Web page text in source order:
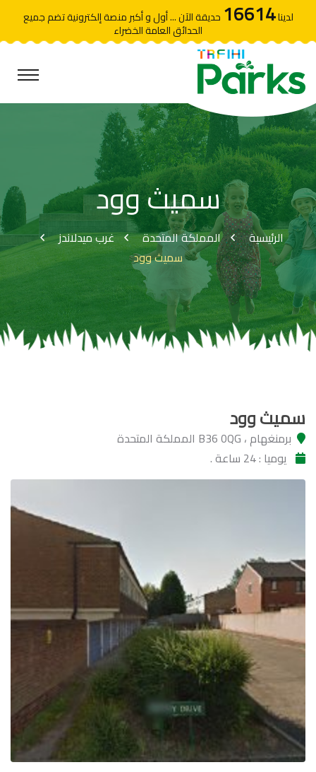
لدينا16614 حديقة الآن ... أول و أكبر منصة إلكترونية تضم جميع
الحدائق العامة الخضراء
سميث وود
الرئيسية المملكة المتحدة
غرب ميدلاندز
سميث وود
سميث وود
برمنغهام ، B36 0QG المملكة المتحدة
يوميا : 24 ساعة .